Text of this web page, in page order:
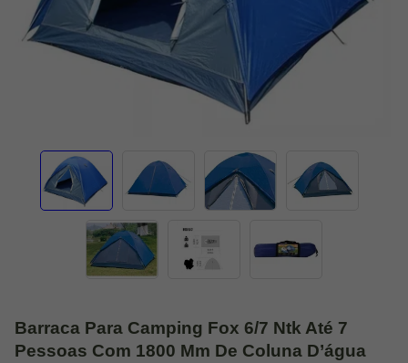
Barraca Para Camping Fox 6/7 Ntk Até 7
Pessoas Com 1800 Mm De Coluna D’água